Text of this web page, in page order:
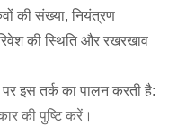
की संख्या, नियंत्रण
की स्थिति और रखरखाव
इस तर्क का पालन करती है:
की पुष्टि करें।